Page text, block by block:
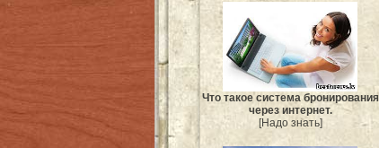
Что такое система бронирования
через интернет.
[Надо знать]